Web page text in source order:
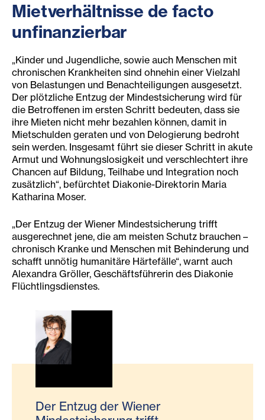
Mietverhältnisse de facto
unfinanzierbar
„Kinder und Jugendliche, sowie auch Menschen mit
chronischen Krankheiten sind ohnehin einer Vielzahl
von Belastungen und Benachteiligungen ausgesetzt.
Der plötzliche Entzug der Mindestsicherung wird für
die Betroffenen im ersten Schritt bedeuten, dass sie
ihre Mieten nicht mehr bezahlen können, damit in
Mietschulden geraten und von Delogierung bedroht
sein werden. Insgesamt führt sie dieser Schritt in akute
Armut und Wohnungslosigkeit und verschlechtert ihre
Chancen auf Bildung, Teilhabe und Integration noch
zusätzlich“, befürchtet Diakonie-Direktorin Maria
Katharina Moser.
„Der Entzug der Wiener Mindestsicherung trifft
ausgerechnet jene, die am meisten Schutz brauchen –
chronisch Kranke und Menschen mit Behinderung und
schafft unnötig humanitäre Härtefälle“, warnt auch
Alexandra Gröller, Geschäftsführerin des Diakonie
Flüchtlingsdienstes.
Der Entzug der Wiener